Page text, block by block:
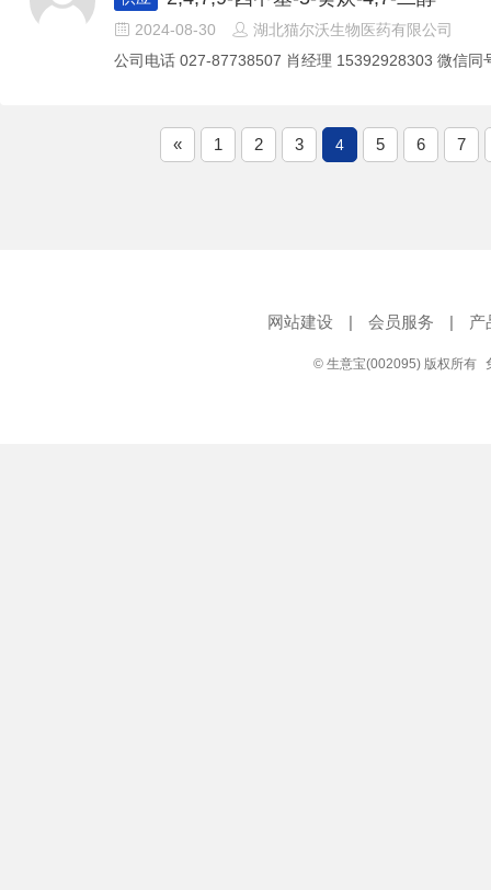
 2024-08-30  湖北猫尔沃生物医药有限公司
公司电话 027-87738507 肖经理 15392928303 微信同
« 1 2 3 4 5 6 7
网站建设 | 会员服务 | 产
© 生意宝(002095) 版权所有